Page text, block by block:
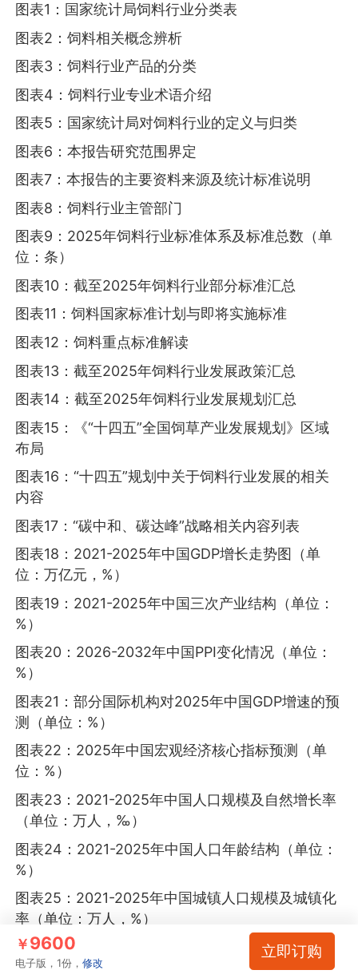
图表1：国家统计局饲料行业分类表
图表2：饲料相关概念辨析
图表3：饲料行业产品的分类
图表4：饲料行业专业术语介绍
图表5：国家统计局对饲料行业的定义与归类
图表6：本报告研究范围界定
图表7：本报告的主要资料来源及统计标准说明
图表8：饲料行业主管部门
图表9：2025年饲料行业标准体系及标准总数（单
位：条）
图表10：截至2025年饲料行业部分标准汇总
图表11：饲料国家标准计划与即将实施标准
图表12：饲料重点标准解读
图表13：截至2025年饲料行业发展政策汇总
图表14：截至2025年饲料行业发展规划汇总
图表15：《“十四五”全国饲草产业发展规划》区域
布局
图表16：“十四五”规划中关于饲料行业发展的相关
内容
图表17：“碳中和、碳达峰”战略相关内容列表
图表18：2021-2025年中国GDP增长走势图（单
位：万亿元，%）
图表19：2021-2025年中国三次产业结构（单位：
%）
图表20：2026-2032年中国PPI变化情况（单位：
%）
图表21：部分国际机构对2025年中国GDP增速的预
测（单位：%）
图表22：2025年中国宏观经济核心指标预测（单
位：%）
图表23：2021-2025年中国人口规模及自然增长率
（单位：万人，‰）
图表24：2021-2025年中国人口年龄结构（单位：
%）
图表25：2021-2025年中国城镇人口规模及城镇化
率（单位：万人，%）
图表26：中国城市化进程发展阶段
￥9600
电子版，1份，修改
立即订购